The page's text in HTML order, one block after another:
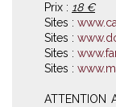
Prix : 18 €
Sites :
Sites :
Sites :
Sites :
ATTENTION